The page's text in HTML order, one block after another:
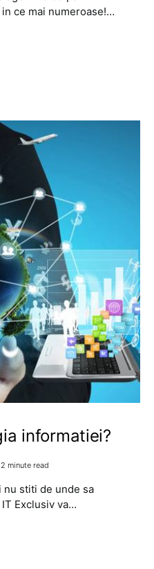
ce mai numeroase!…
informatiei?
2 minute read
nu stiti de unde sa
Exclusiv va…